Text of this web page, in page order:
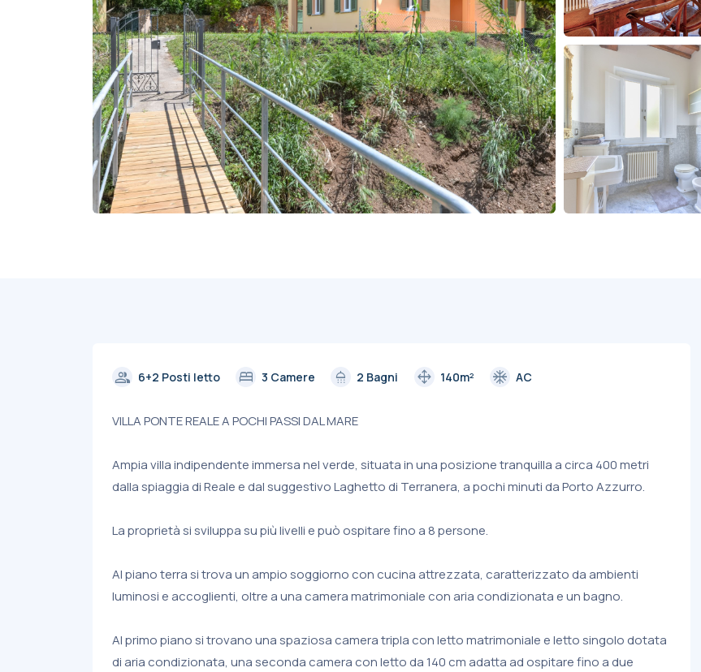
group 6+2 Posti letto bed 3 Camere shower 2 Bagni drag_pan 140m² ac_unit AC
VILLA PONTE REALE A POCHI PASSI DAL MARE
Ampia villa indipendente immersa nel verde, situata in una posizione tranquilla a circa 400 metri
dalla spiaggia di Reale e dal suggestivo Laghetto di Terranera, a pochi minuti da Porto Azzurro.
La proprietà si sviluppa su più livelli e può ospitare fino a 8 persone.
Al piano terra si trova un ampio soggiorno con cucina attrezzata, caratterizzato da ambienti
luminosi e accoglienti, oltre a una camera matrimoniale con aria condizionata e un bagno.
Al primo piano si trovano una spaziosa camera tripla con letto matrimoniale e letto singolo dotata
di aria condizionata, una seconda camera con letto da 140 cm adatta ad ospitare fino a due